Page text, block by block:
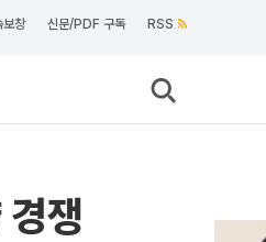
보창 신문/PDF 구독 RSS
쟁